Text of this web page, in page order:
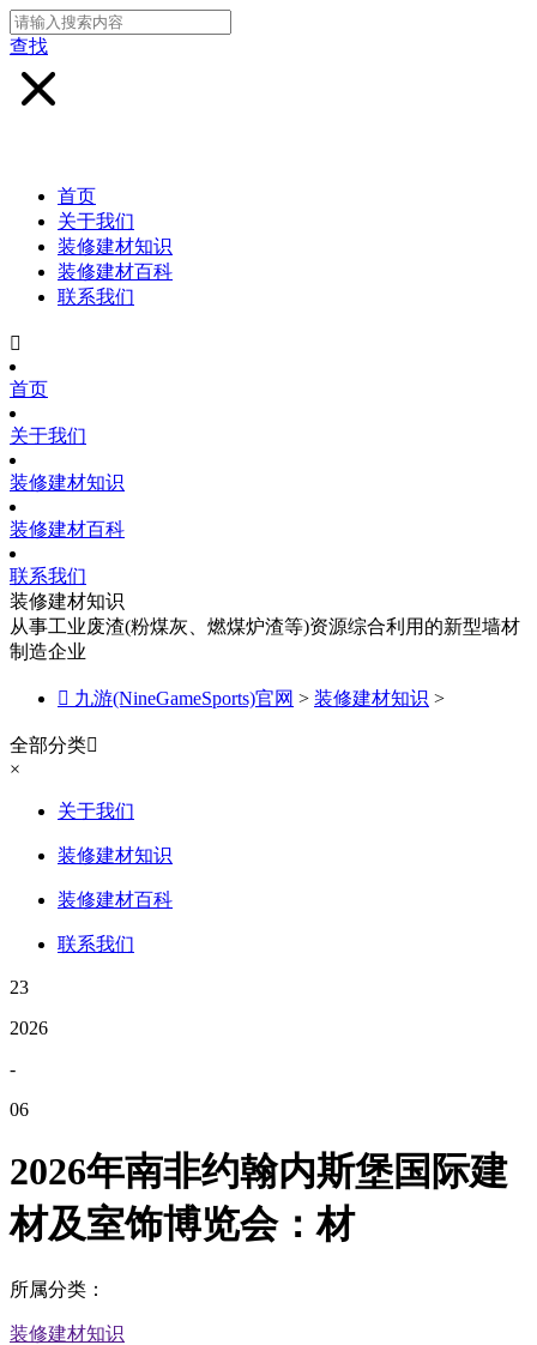
查找
首页
关于我们
装修建材知识
装修建材百科
联系我们

首页
关于我们
装修建材知识
装修建材百科
联系我们
装修建材知识
从事工业废渣(粉煤灰、燃煤炉渣等)资源综合利用的新型墙材
制造企业
 九游(NineGameSports)官网 > 装修建材知识 >
全部分类
×
关于我们
装修建材知识
装修建材百科
联系我们
23
2026
-
06
2026年南非约翰内斯堡国际建
材及室饰博览会：材
所属分类：
装修建材知识